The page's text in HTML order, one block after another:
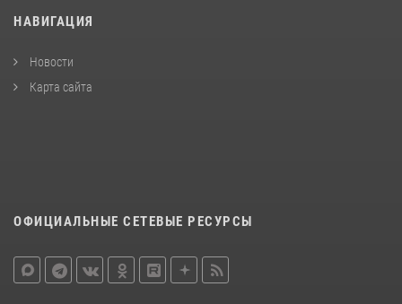
НАВИГАЦИЯ
Новости
Карта сайта
ОФИЦИАЛЬНЫЕ СЕТЕВЫЕ РЕСУРСЫ